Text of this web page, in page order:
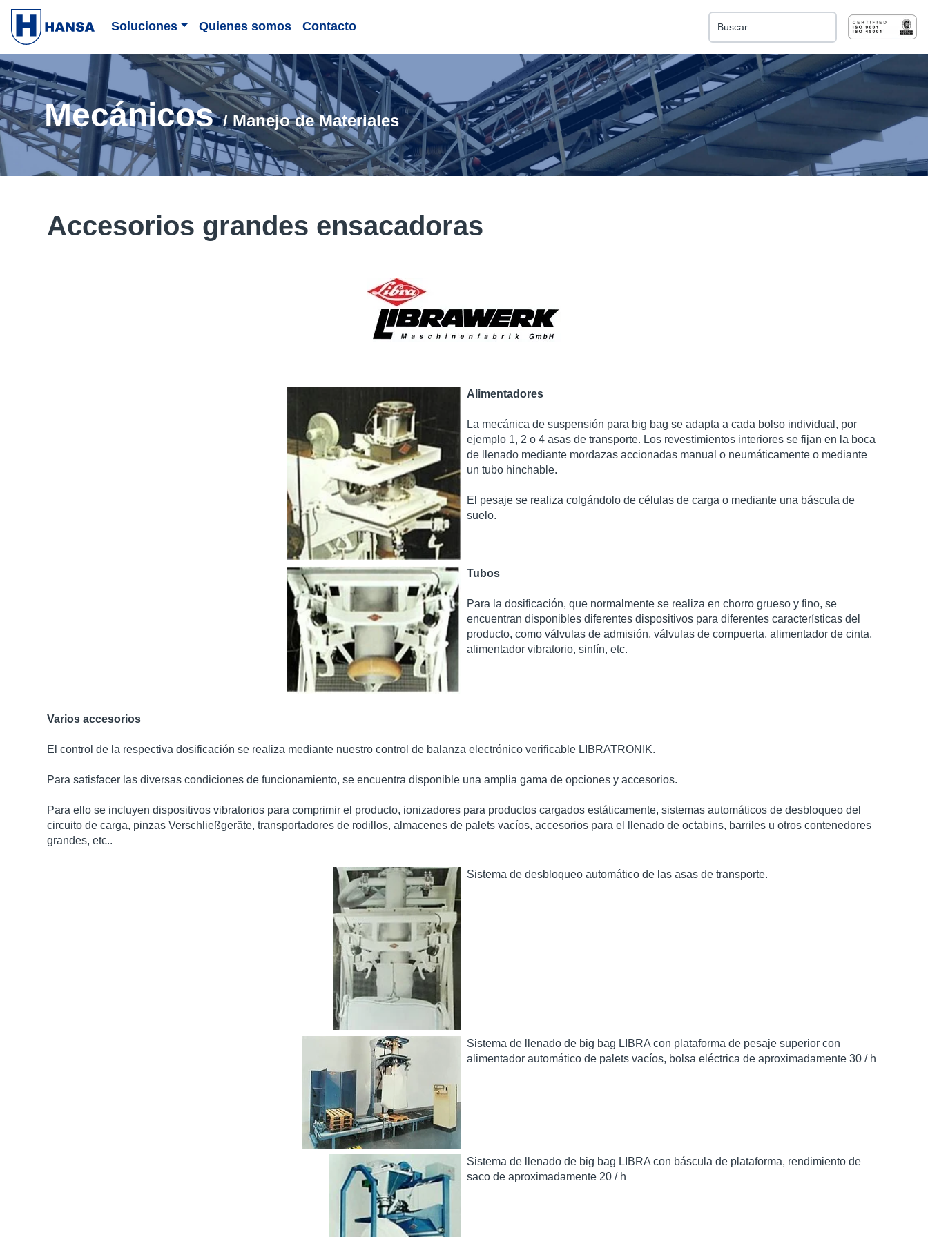
Soluciones Quienes somos Contacto
Esto es un campo de búsqueda con una función
No hay sugerencias porque el campo de
Mecánicos/ Manejo de Materiales
Accesorios grandes ensacadoras
Alimentadores
La mecánica de suspensión para big bag se adapta a cada bolso individual, por
ejemplo 1, 2 o 4 asas de transporte. Los revestimientos interiores se fijan en la boca
de llenado mediante mordazas accionadas manual o neumáticamente o mediante
un tubo hinchable.​
El pesaje se realiza colgándolo de células de carga o mediante una báscula de
suelo.​
Tubos
Para la dosificación, que normalmente se realiza en chorro grueso y fino, se
encuentran disponibles diferentes dispositivos para diferentes características del
producto, como válvulas de admisión, válvulas de compuerta, alimentador de cinta,
alimentador vibratorio, sinfín, etc.​
Varios accesorios​
El control de la respectiva dosificación se realiza mediante nuestro control de balanza electrónico verificable LIBRATRONIK.​
Para satisfacer las diversas condiciones de funcionamiento, se encuentra disponible una amplia gama de opciones y accesorios.​
Para ello se incluyen dispositivos vibratorios para comprimir el producto, ionizadores para productos cargados estáticamente, sistemas automáticos de desbloqueo del
circuito de carga, pinzas Verschließgeräte, transportadores de rodillos, almacenes de palets vacíos, accesorios para el llenado de octabins, barriles u otros contenedores
grandes, etc..​
Sistema de desbloqueo automático de las asas de transporte.​
Sistema de llenado de big bag LIBRA con plataforma de pesaje superior con
alimentador automático de palets vacíos, bolsa eléctrica de aproximadamente 30 / h​
Sistema de llenado de big bag LIBRA con báscula de plataforma, rendimiento de
saco de aproximadamente 20 / h​